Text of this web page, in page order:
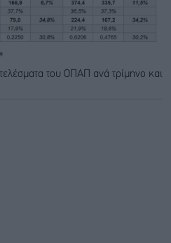
του ΟΠΑΠ ανά τρίμηνο και